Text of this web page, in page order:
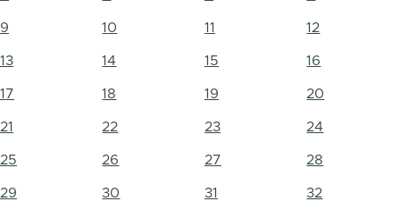
9 10 11 12
13 14 15 16
17 18 19 20
21 22 23 24
25 26 27 28
29 30 31 32